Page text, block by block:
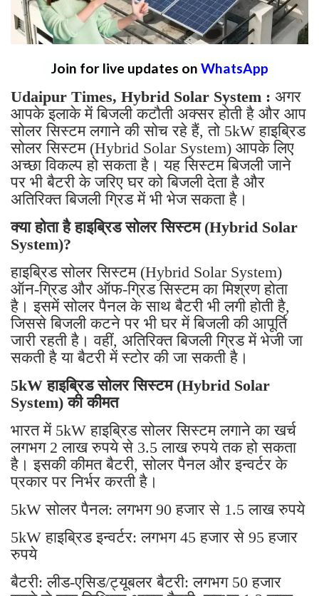
Join for live updates on WhatsApp
Udaipur Times, Hybrid Solar System : अगर
आपके इलाके में बिजली कटौती अक्सर होती है और आप
सोलर सिस्टम लगाने की सोच रहे हैं, तो 5kW हाइब्रिड
सोलर सिस्टम (Hybrid Solar System) आपके लिए
अच्छा विकल्प हो सकता है। यह सिस्टम बिजली जाने
पर भी बैटरी के जरिए घर को बिजली देता है और
अतिरिक्त बिजली ग्रिड में भी भेज सकता है।
क्या होता है हाइब्रिड सोलर सिस्टम (Hybrid Solar
System)?
हाइब्रिड सोलर सिस्टम (Hybrid Solar System)
ऑन-ग्रिड और ऑफ-ग्रिड सिस्टम का मिश्रण होता
है। इसमें सोलर पैनल के साथ बैटरी भी लगी होती है,
जिससे बिजली कटने पर भी घर में बिजली की आपूर्ति
जारी रहती है। वहीं, अतिरिक्त बिजली ग्रिड में भेजी जा
सकती है या बैटरी में स्टोर की जा सकती है।
5kW हाइब्रिड सोलर सिस्टम (Hybrid Solar
System) की कीमत
भारत में 5kW हाइब्रिड सोलर सिस्टम लगाने का खर्च
लगभग 2 लाख रुपये से 3.5 लाख रुपये तक हो सकता
है। इसकी कीमत बैटरी, सोलर पैनल और इन्वर्टर के
प्रकार पर निर्भर करती है।
5kW सोलर पैनल: लगभग 90 हजार से 1.5 लाख रुपये
5kW हाइब्रिड इन्वर्टर: लगभग 45 हजार से 95 हजार
रुपये
बैटरी: लीड-एसिड/ट्यूबलर बैटरी: लगभग 50 हजार